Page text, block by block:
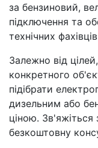
за бензиновий,
підключення та
технічних
Залежно від
конкретного
підібрати
дизельним або
ціною.
безкоштовну